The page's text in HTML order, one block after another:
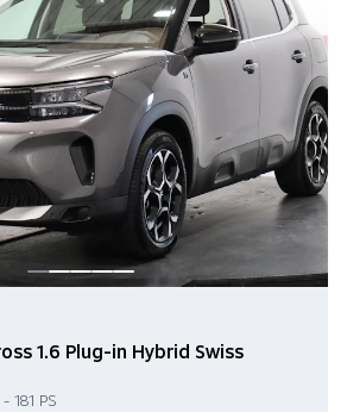
1.6 Plug-in Hybrid Swiss
181 PS